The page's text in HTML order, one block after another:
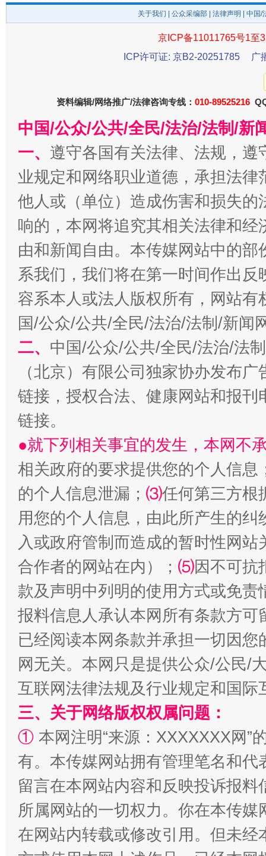
酒
从幼儿园到大学，有这些资助 “
规模最大的光氢储一体化项目 走
镜头丨大暑三秋近 山西：
如何以同查同治破解风腐交织难题 养老服
关于我们 公众采编部 法律声明 | 中国
京ICP备11011765号1至
ICP许可证: 京B2-20251785
广
资料编辑/网络推广/法律咨询专线： 010-89525216
中国/公众/公共/全民/法治/法制/新
一、 遵守各国有关法律、法规，
业规定和网络职业道德，承担法
他人或（单位）造成伤害和损失
响的，本网将追究其相关法律和
由和新闻自由。本传媒网站中的
系我们，我们将在第一时间作出
容系本人或法人版权所有，网站
国/公众/公共/全民/法治/法制/新闻
二、 中国/公众/公共/全民/法治/法
（北京）有限公司独家协办发布
链接，授权合法、健康网站和报
链接。
●就下列相关事宜的发生，本网不
相关政府的要求提供您的个人信息
的个人信息泄漏； ⑶任何第三方根
用您的个人信息，由此所产生的纠
入或政府管制而造成的暂时性网
合作者的网站在内）； ⑸因不可抗
款及声明中列明的使用方式或免责
报料信息人承认本网所有条款方
已经阅读本网条款并承担一切因
网无关。本网只是提供公众/公民/
互联网法律法规及行业规定和国
三、关于网络版权权属问题：
① 本网注明“来源：XXXXXXX网”
有。本传媒网站拥有管理笔名和
留言在本网站内容和反映投诉报
所属网站的一切权力。你在本传
在网站内转载或修改引用。但未